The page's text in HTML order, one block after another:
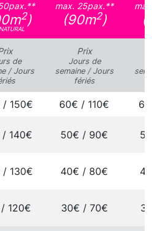
2)
max. 25pax.**
(90m2)
de
/ Jours
Prix
Jours de
semaine / Jours
fériés
/ 150€ 60€ / 110€
/ 140€ 50€ / 90€
/ 130€ 40€ / 80€
120€ 30€ / 70€